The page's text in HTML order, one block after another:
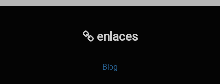
enlaces
Blog